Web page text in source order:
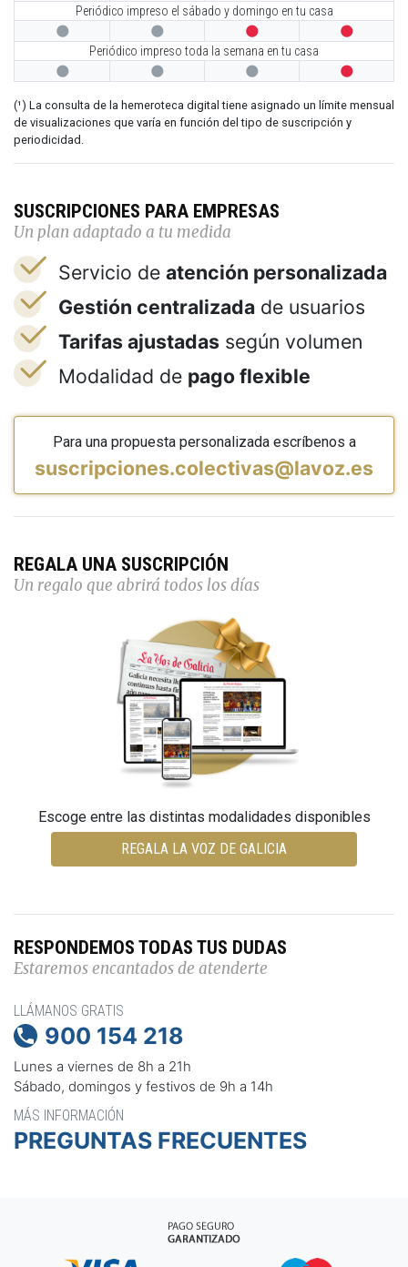
Periódico impreso el sábado y domingo en tu casa
   
Periódico impreso toda la semana en tu casa
   
(¹) La consulta de la hemeroteca digital tiene asignado un límite mensual
de visualizaciones que varía en función del tipo de suscripción y
periodicidad.
SUSCRIPCIONES PARA EMPRESAS
Un plan adaptado a tu medida
Servicio de atención personalizada
Gestión centralizada de usuarios
Tarifas ajustadas según volumen
Modalidad de pago flexible
Para una propuesta personalizada escríbenos a
suscripciones.colectivas@lavoz.es
REGALA UNA SUSCRIPCIÓN
Un regalo que abrirá todos los días
Escoge entre las distintas modalidades disponibles
REGALA LA VOZ DE GALICIA
RESPONDEMOS TODAS TUS DUDAS
Estaremos encantados de atenderte
LLÁMANOS GRATIS
 900 154 218
Lunes a viernes de 8h a 21h
Sábado, domingos y festivos de 9h a 14h
MÁS INFORMACIÓN
PREGUNTAS FRECUENTES